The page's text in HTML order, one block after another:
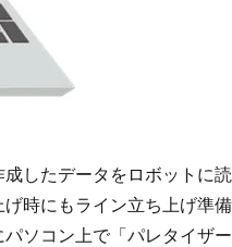
したデータをロボットに
時にもライン立ち上げ準
ソコン上で「パレタイザ